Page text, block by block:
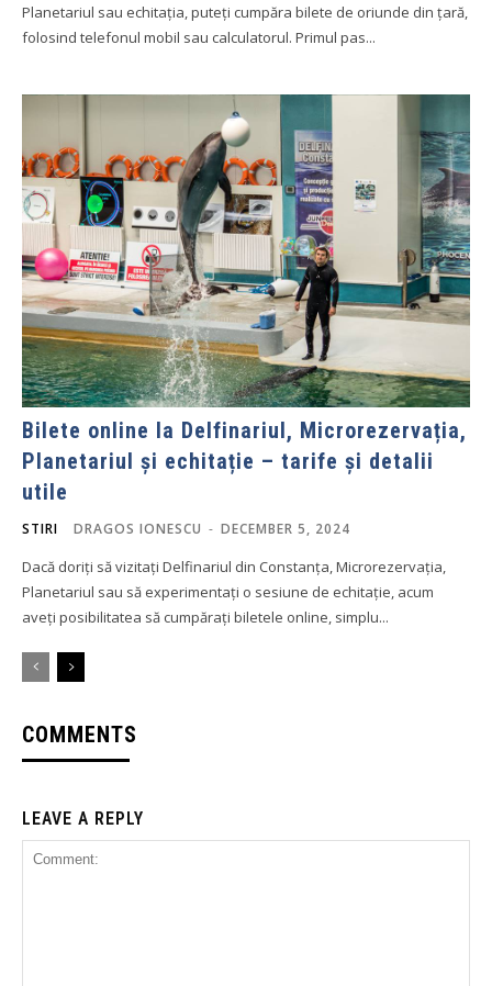
Planetariul sau echitația, puteți cumpăra bilete de oriunde din țară,
folosind telefonul mobil sau calculatorul. Primul pas...
Bilete online la Delfinariul, Microrezervația,
Planetariul și echitație – tarife și detalii
utile
STIRI DRAGOS IONESCU - DECEMBER 5, 2024
Dacă doriți să vizitați Delfinariul din Constanța, Microrezervația,
Planetariul sau să experimentați o sesiune de echitație, acum
aveți posibilitatea să cumpărați biletele online, simplu...
COMMENTS
LEAVE A REPLY